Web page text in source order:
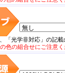
光学非対応」の記載
色の組合せにご注意く